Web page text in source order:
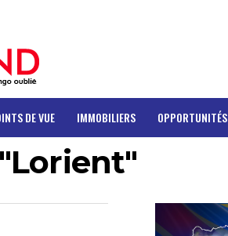
DE VUE IMMOBILIERS OPPORTUNITÉS